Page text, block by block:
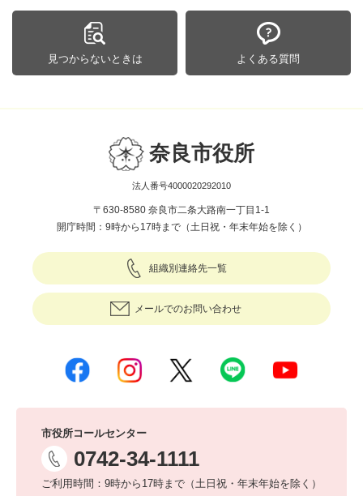
見つからないときは よくある質問
奈良市役所
法人番号4000020292010
〒630-8580 奈良市二条大路南一丁目1-1
開庁時間：9時から17時まで（土日祝・年末年始を除く）
組織別連絡先一覧
メールでのお問い合わせ
市役所コールセンター
0742-34-1111
ご利用時間：9時から17時まで（土日祝・年末年始を除く）